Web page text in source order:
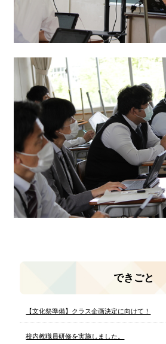
できごと
【文化祭準備】クラス企画決定に向けて！
校内教職員研修を実施しました。